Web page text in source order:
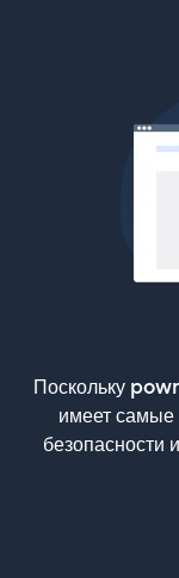
Поскольку
имеет
безопасности